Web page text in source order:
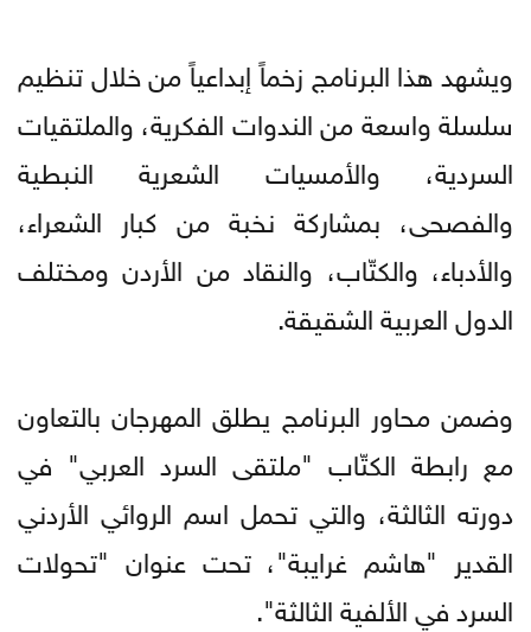
ويشهد هذا البرنامج زخماً إبداعياً من خلال تنظيم
سلسلة واسعة من الندوات الفكرية، والملتقيات
السردية، والأمسيات الشعرية النبطية
والفصحى، بمشاركة نخبة من كبار الشعراء،
والأدباء، والكتّاب، والنقاد من الأردن ومختلف
الدول العربية الشقيقة.
وضمن محاور البرنامج يطلق المهرجان بالتعاون
مع رابطة الكتّاب "ملتقى السرد العربي" في
دورته الثالثة، والتي تحمل اسم الروائي الأردني
القدير "هاشم غرايبة"، تحت عنوان "تحولات
السرد في الألفية الثالثة".